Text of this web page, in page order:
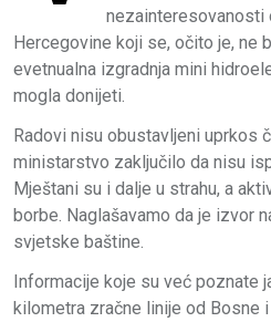
nezainteresovanosti
Hercegovine koji se, očito je, ne
evetnualna izgradnja mini
mogla donijeti.
Radovi nisu obustavljeni uprkos
ministarstvo zaključilo da nisu
Mještani su i dalje u strahu, a
borbe. Naglašavamo da je izvor
svjetske baštine.
Informacije koje su već poznate
kilometra zračne linije od Bosne